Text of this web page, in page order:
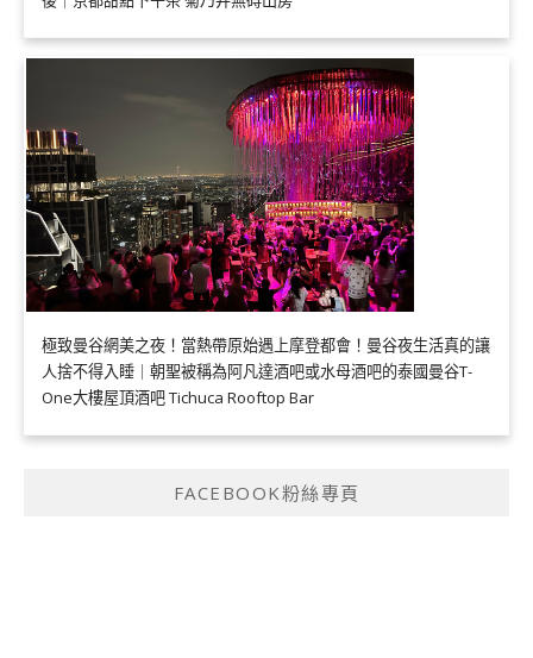
極致曼谷網美之夜！當熱帶原始遇上摩登都會！曼谷夜生活真的讓
人捨不得入睡｜朝聖被稱為阿凡達酒吧或水母酒吧的泰國曼谷T-
One大樓屋頂酒吧 Tichuca Rooftop Bar
FACEBOOK粉絲專頁